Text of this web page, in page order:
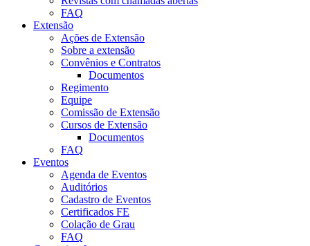
FAQ
Extensão
Ações de Extensão
Sobre a extensão
Convênios e Contratos
Documentos
Regimento
Equipe
Comissão de Extensão
Cursos de Extensão
Documentos
FAQ
Eventos
Agenda de Eventos
Auditórios
Cadastro de Eventos
Certificados FE
Colação de Grau
FAQ